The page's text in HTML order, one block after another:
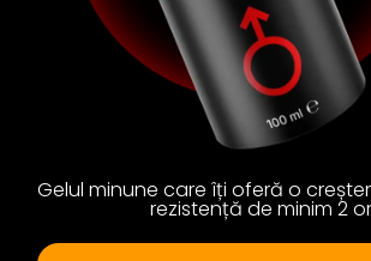
Gelul minune care îți oferă o
rezistență de minim 2